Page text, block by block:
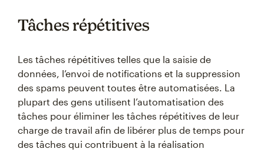
Tâches répétitives
Les tâches répétitives telles que la saisie de
données, l’envoi de notifications et la suppression
des spams peuvent toutes être automatisées. La
plupart des gens utilisent l’automatisation des
tâches pour éliminer les tâches répétitives de leur
charge de travail afin de libérer plus de temps pour
des tâches qui contribuent à la réalisation